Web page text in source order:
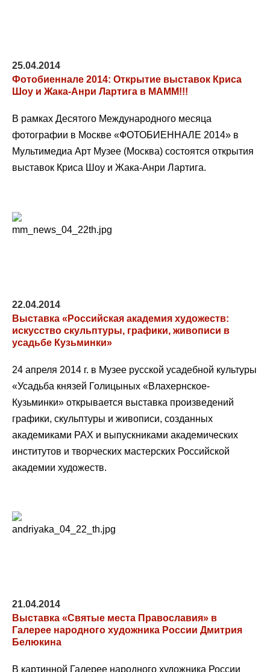
25.04.2014
Фотобиеннале 2014: Открытие выставок Криса
Шоу и Жака-Анри Лартига в МАММ!!!
В рамках Десятого Международного месяца
фотографии в Москве «ФОТОБИЕННАЛЕ 2014» в
Мультимедиа Арт Музее (Москва) состоятся открытия
выставок Криса Шоу и Жака-Анри Лартига.
22.04.2014
Выставка «Российская академия художеств:
искусство скульптуры, графики, живописи в
усадьбе Кузьминки»
24 апреля 2014 г. в Музее русской усадебной культуры
«Усадьба князей Голицыных «Влахернское-
Кузьминки» открывается выставка произведений
графики, скульптуры и живописи, созданных
академиками РАХ и выпускниками академических
институтов и творческих мастерских Российской
академии художеств.
21.04.2014
Выставка «Святые места Православия» в
Галерее народного художника России Дмитрия
Белюкина
В картинной Галерее народного художника России